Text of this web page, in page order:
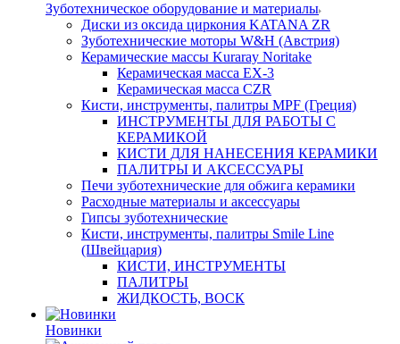
Зуботехническое оборудование и материалы
Диски из оксида циркония KATANA ZR
Зуботехнические моторы W&H (Австрия)
Керамические массы Kuraray Noritake
Керамическая масса EX-3
Керамическая масса CZR
Кисти, инструменты, палитры MPF (Греция)
ИНСТРУМЕНТЫ ДЛЯ РАБОТЫ С
КЕРАМИКОЙ
КИСТИ ДЛЯ НАНЕСЕНИЯ КЕРАМИКИ
ПАЛИТРЫ И АКСЕССУАРЫ
Печи зуботехнические для обжига керамики
Расходные материалы и аксессуары
Гипсы зуботехнические
Кисти, инструменты, палитры Smile Line
(Швейцария)
КИСТИ, ИНСТРУМЕНТЫ
ПАЛИТРЫ
ЖИДКОСТЬ, ВОСК
Новинки